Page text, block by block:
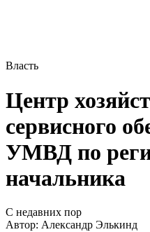
Власть
Центр
сервисного
УМВД по
начальника
С недавних пор
Автор: Александр Элькинд